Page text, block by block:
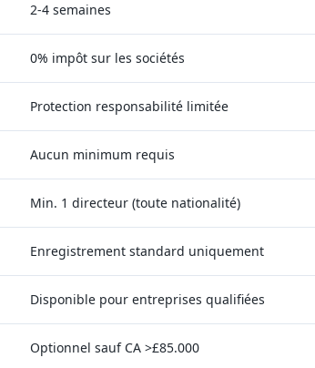
2-4 semaines
0% impôt sur les sociétés
Protection responsabilité limitée
Aucun minimum requis
Min. 1 directeur (toute nationalité)
Enregistrement standard uniquement
Disponible pour entreprises qualifiées
Optionnel sauf CA >£85.000